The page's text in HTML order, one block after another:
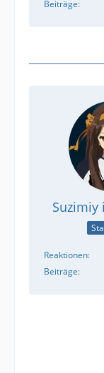
Beiträge
Suzimiy
Reaktionen
Beiträge